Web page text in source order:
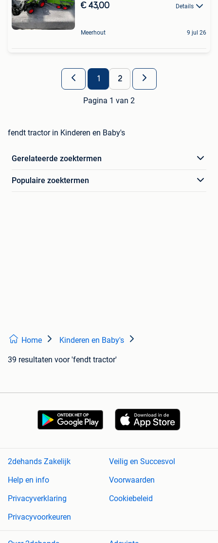
€ 43,00 Details
Meerhout 9 jul 26
1 2
Pagina 1 van 2
fendt tractor in Kinderen en Baby's
Gerelateerde zoektermen
Populaire zoektermen
Home Kinderen en Baby's
39 resultaten voor 'fendt tractor'
2dehands Zakelijk
Veilig en Succesvol
Help en info
Voorwaarden
Privacyverklaring
Cookiebeleid
Privacyvoorkeuren